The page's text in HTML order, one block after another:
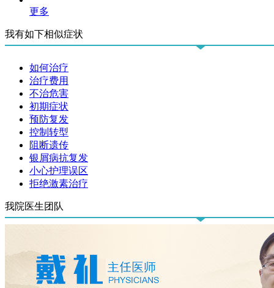
更多
我有如下相似症状
如何治疗
治疗费用
不治危害
初期症状
预防复发
控制转型
阻断遗传
银屑病抗复发
小心护理误区
拒绝激素治疗
我院医生团队